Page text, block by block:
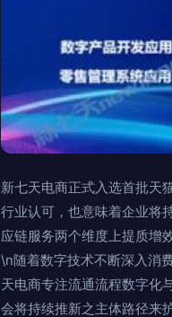
新七天电商正式入选首批天
行业认可，也意味着企业将
应链服务两个维度上提质增
\n随着数字技术不断深入消
天电商专注流通流程数字化
会将持续推新之主体路径来